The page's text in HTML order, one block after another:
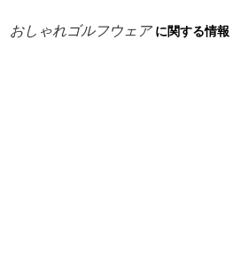
おしゃれゴルフウェアに関する情報